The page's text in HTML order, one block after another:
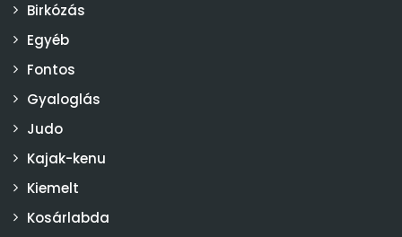
Birkózás
Egyéb
Fontos
Gyaloglás
Judo
Kajak-kenu
Kiemelt
Kosárlabda